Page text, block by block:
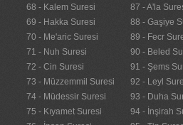
68 - Kalem Suresi
69 - Hakka Suresi
70 - Me'aric Suresi
71 - Nuh Suresi
72 - Cin Suresi
73 - Müzzemmil Suresi
74 - Müdessir Suresi
75 - Kıyamet Suresi
87 - A'la
88 - Gaşiye
89 - Fecr
90 - Beled
91 - Şems
92 - Leyl
93 - Duha
94 - İnşirah